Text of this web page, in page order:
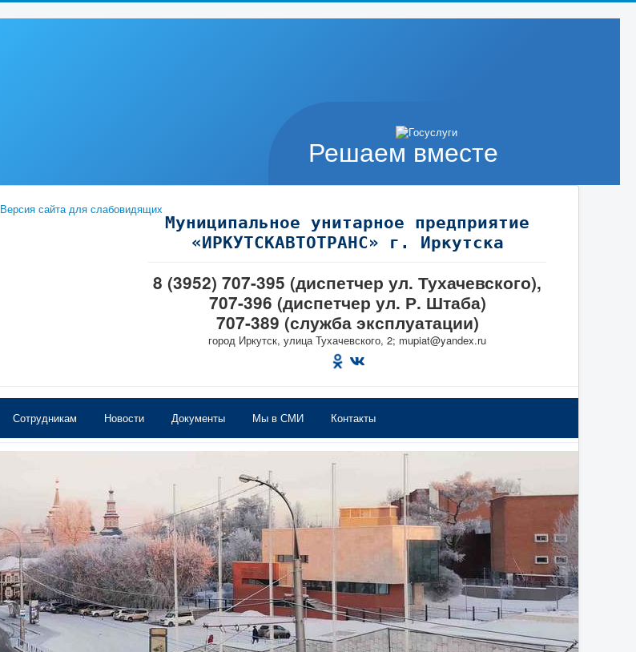
Решаем вместе
Версия сайта для слабовидящих
Муниципальное унитарное предприятие
«ИРКУТСКАВТОТРАНС» г. Иркутска
8 (3952) 707-395 (диспетчер ул. Тухачевского),
707-396 (диспетчер ул. Р. Штаба)
707-389 (служба эксплуатации)
город Иркутск, улица Тухачевского, 2; mupiat@yandex.ru
Сотрудникам Новости Документы Мы в СМИ Контакты